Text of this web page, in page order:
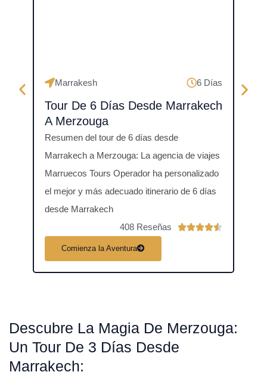
Marrakesh 6 Días
Tour De 6 Días Desde Marrakech
A Merzouga
Resumen del tour de 6 días desde
Marrakech a Merzouga: La agencia de viajes
Marruecos Tours Operador ha personalizado
el mejor y más adecuado itinerario de 6 días
desde Marrakech
408 Reseñas

d
Comienza la Aventura
Descubre La Magia De Merzouga:
Un Tour De 3 Días Desde
Marrakech: